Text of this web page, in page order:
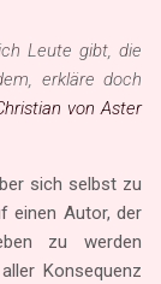
Leute gibt, die
erkläre doch
von Aster
sich selbst zu
einen Autor, der
zu werden
Konsequenz